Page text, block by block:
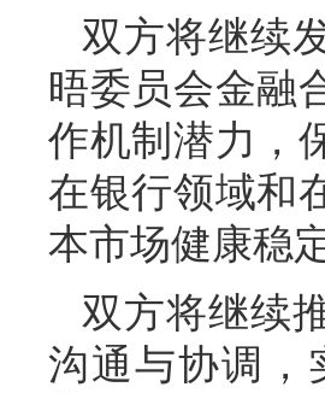
双方将继续
晤委员会金融
作机制潜力，
在银行领域和
本市场健康稳
双方将继续
沟通与协调，